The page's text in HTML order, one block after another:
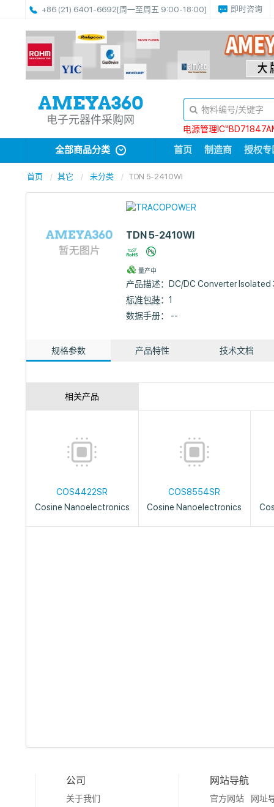
+86 (21) 6401-6692[周一至周五 9:00-18:00] 即时咨询
电子元器件采购网
电源管理
全部商品分类 首页 制造商 授权专
首页 其它 未分类 TDN 5-2410WI
TDN 5-2410WI
量产中
产品描述：
DC/DC Converter Isolated
标准包装：1
数据手册： --
规格参数 产品特性 技术文档
相关产品
COS4422SR
Cosine Nanoelectronics
COS8554SR
Cosine Nanoelectronics
公司
关于我们
网站导航
官方网站
网址